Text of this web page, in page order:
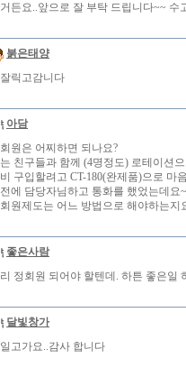
든요..앞으로 잘 부탁 드립니다~~ 수
붉은태양
릭고감니다
아담
원은 어찌하면 되나요?
친구들과 함께 (4명정도) 로테이션
구입할려고 CT-180(완제품)으로 마
에 담당자님하고 통화를 했었는데
원제도는 어느 방법으로 해야하는지
좋은사람
정회원 되어야 할텐데. 하튼 좋은일
달빛창가
고가요..감사 합니다